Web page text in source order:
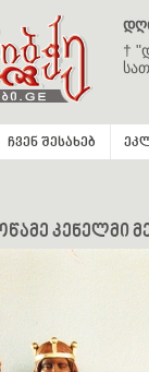
†
ჩვენ შესახებ
კენელმი